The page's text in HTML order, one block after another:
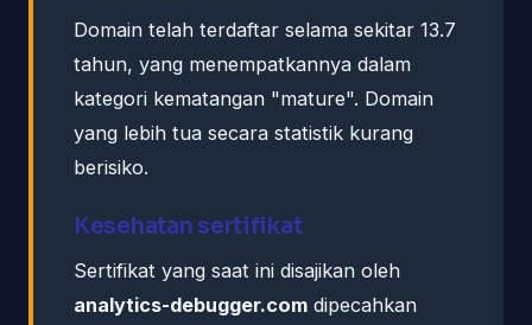
Domain telah terdaftar selama sekitar 13.7
tahun, yang menempatkannya dalam
kategori kematangan "mature". Domain
yang lebih tua secara statistik kurang
berisiko.
Kesehatan sertifikat
Sertifikat yang saat ini disajikan oleh
analytics-debugger.com dipecahkan